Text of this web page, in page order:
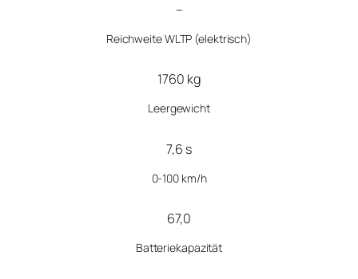
–
Reichweite WLTP (elektrisch)
1760 kg
Leergewicht
7,6 s
0-100 km/h
67,0
Batteriekapazität